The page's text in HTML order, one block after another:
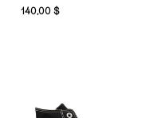
140,00 $